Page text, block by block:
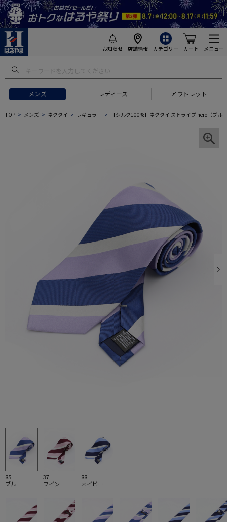
お知らせ 店舗情報 カテゴリー カート メニュー
メンズ レディース アウトレット
TOP メンズ ネクタイ レギュラー 【シルク100%】ネクタイ ストライプ nero（ブル
85
ブルー
37
ワイン
88
ネイビー